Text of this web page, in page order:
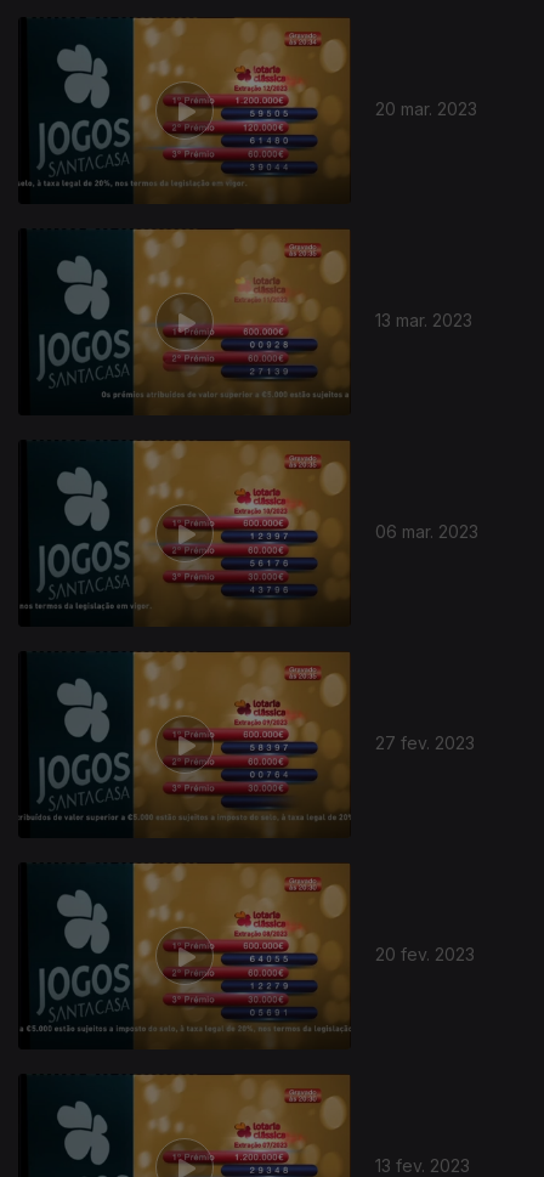
20 mar. 2023
13 mar. 2023
06 mar. 2023
27 fev. 2023
20 fev. 2023
13 fev. 2023